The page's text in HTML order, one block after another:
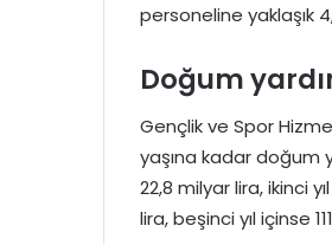
personeline yaklaşık
Doğum
Gençlik ve Spor
yaşına kadar doğum
22,8 milyar lira, ikinci
lira, beşinci yıl içinse